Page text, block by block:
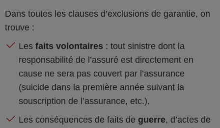
Dans toutes les clauses d’exclusions de garantie, on
trouve :
Les faits volontaires : tout sinistre dont la
responsabilité de l’assuré est directement en
cause ne sera pas couvert par l’assurance
(suicide dans la première année suivant la
souscription de l’assurance, etc.).
Les conséquences de faits de guerre, d’actes de